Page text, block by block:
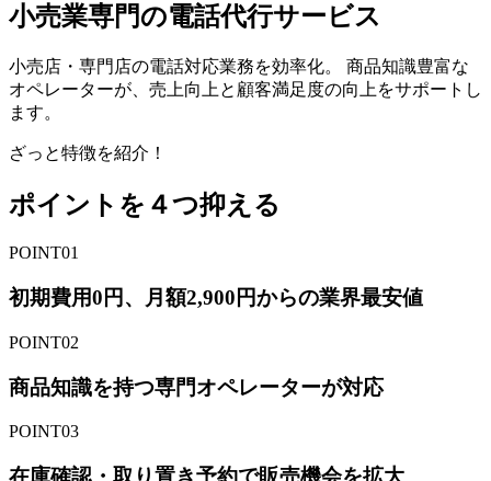
小売業専門の電話代行サービス
小売店・専門店の電話対応業務を効率化。 商品知識豊富な
オペレーターが、売上向上と顧客満足度の向上をサポートし
ます。
ざっと特徴を紹介！
ポイントを ４つ抑える
POINT01
初期費用0円、月額2,900円からの業界最安値
POINT02
商品知識を持つ専門オペレーターが対応
POINT03
在庫確認・取り置き予約で販売機会を拡大